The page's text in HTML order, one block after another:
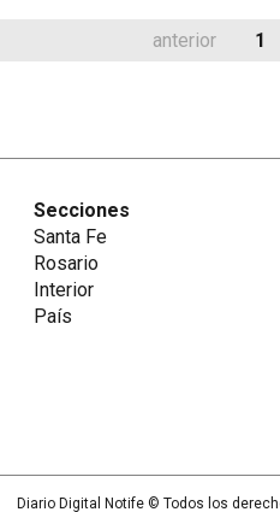
anterior 1
Secciones
Santa Fe
Rosario
Interior
País
Diario Digital Notife© Todos los